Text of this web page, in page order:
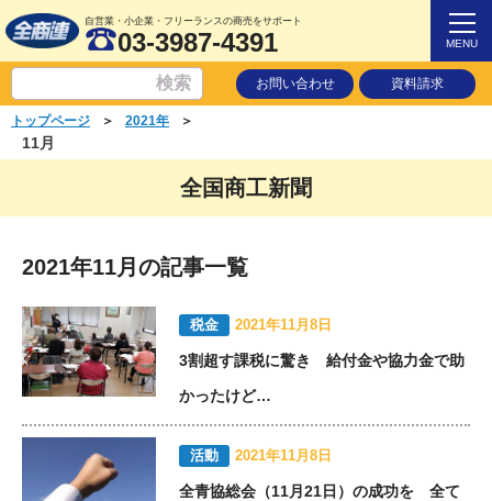
自営業・小企業・フリーランスの商売をサポート
03-3987-4391 MENU
お問い合わせ 資料請求
トップページ ＞ 2021年 ＞
11月
全国商工新聞
2021年11月の記事一覧
税金 2021年11月8日
3割超す課税に驚き 給付金や協力金で助
かったけど…
活動 2021年11月8日
全青協総会（11月21日）の成功を 全て